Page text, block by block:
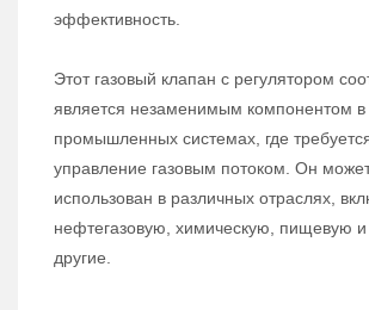
эффективность.
Этот газовый клапан с регулятором
является незаменимым компонентом в
промышленных системах, где
управление газовым потоком. Он
использован в различных отраслях,
нефтегазовую, химическую, пищевую и
другие.